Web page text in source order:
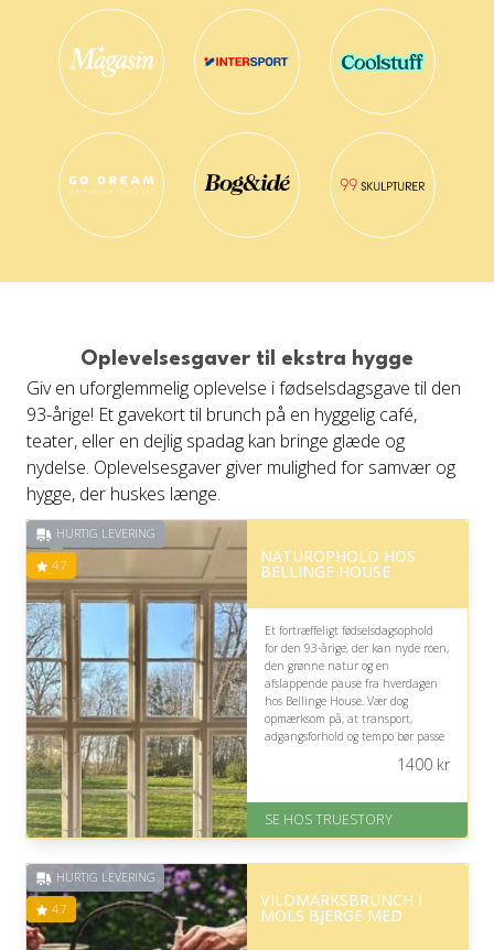
Oplevelsesgaver til ekstra hygge
Giv en uforglemmelig oplevelse i fødselsdagsgave til den
93-årige! Et gavekort til brunch på en hyggelig café,
teater, eller en dejlig spadag kan bringe glæde og
nydelse. Oplevelsesgaver giver mulighed for samvær og
hygge, der huskes længe.
HURTIG LEVERING
4.7 NATUROPHOLD HOS
BELLINGE HOUSE
Et fortræffeligt fødselsdagsophold
for den 93-årige, der kan nyde roen,
den grønne natur og en
afslappende pause fra hverdagen
hos Bellinge House. Vær dog
opmærksom på, at transport,
adgangsforhold og tempo bør passe
Eller lav digitalt gavekort med det
Fremragende Trustpilot rating
1400kr
SE HOS TRUESTORY
HURTIG LEVERING
4.7 VILDMARKSBRUNCH I
MOLS BJERGE MED